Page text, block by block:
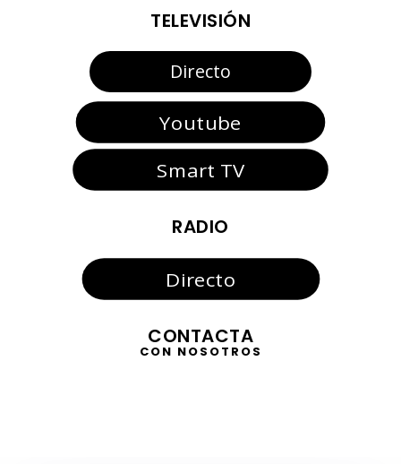
TELEVISIÓN
Directo
Youtube
Smart TV
RADIO
Directo
CONTACTA
CON NOSOTROS